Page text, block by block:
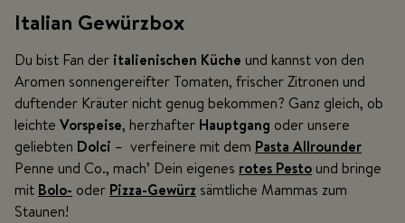
Italian Gewürzbox
Du bist Fan der italienischen Küche und kannst von den
Aromen sonnengereifter Tomaten, frischer Zitronen und
duftender Kräuter nicht genug bekommen? Ganz gleich, ob
leichte Vorspeise, herzhafter Hauptgang oder unsere
geliebten Dolci – verfeinere mit dem Pasta Allrounder
Penne und Co., mach’ Dein eigenes rotes Pesto und bringe
mit Bolo- oder Pizza-Gewürz sämtliche Mammas zum
Staunen!